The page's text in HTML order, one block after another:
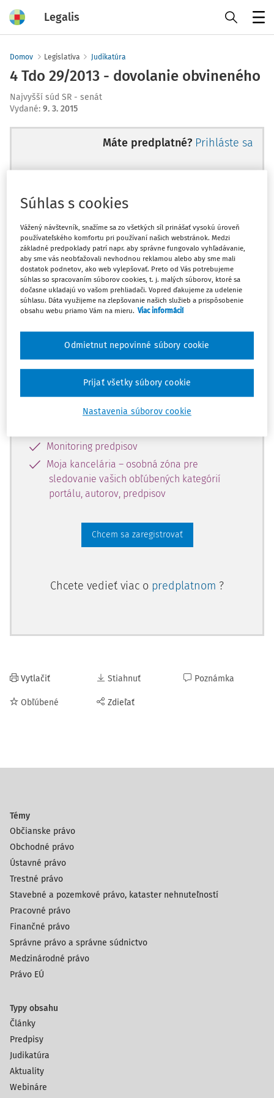
Legalis
Domov Legislatíva Judikatúra
4 Tdo 29/2013 - dovolanie obvineného
Najvyšší súd SR - senát
Vydané: 9. 3. 2015
Máte predplatné? Prihláste sa
Ups, zatiaľ ste si prečítali len
začiatok...
Celý odborný obsah z tejto oblasti je
dostupný predplatiteľom portálu.
obsahu a získajte prístup na 10 dní
zdarma, stačí sa len zaregistrovať.
Vďaka registrácii získate prístup aj k
vybranému obsahu:
Monitoring predpisov
Moja kancelária – osobná zóna pre
sledovanie vašich obľúbených kategórií
portálu, autorov, predpisov
Chcem sa zaregistrovať
Chcete vedieť viac o predplatnom ?
Vytlačiť
Obľúbené
Stiahnuť
Zdieľať
Poznámka
Témy
Občianske právo
Obchodné právo
Ústavné právo
Trestné právo
Stavebné a pozemkové právo, kataster nehnuteľností
Pracovné právo
Finančné právo
Správne právo a správne súdnictvo
Medzinárodné právo
Právo EÚ
Typy obsahu
Články
Predpisy
Judikatúra
Aktuality
Webináre
Súhlas s cookies
Vážený návštevník, snažíme sa zo všetkých síl prinášať vysokú úroveň
používateľského komfortu pri používaní našich webstránok. Medzi
základné predpoklady patrí napr. aby správne fungovalo vyhľadávanie,
aby sme vás neobťažovali nevhodnou reklamou alebo aby sme mali
dostatok podnetov, ako web vylepšovať. Preto od Vás potrebujeme
súhlas so spracovaním súborov cookies, t. j. malých súborov, ktoré sa
dočasne ukladajú vo vašom prehliadači. Vopred ďakujeme za udelenie
súhlasu. Dáta využijeme na zlepšovanie našich služieb a prispôsobenie
obsahu webu priamo Vám na mieru. Viac informácií
Nastavenia súborov cookie
Odmietnut nepovinné súbory cookie
Prijať všetky súbory cookie